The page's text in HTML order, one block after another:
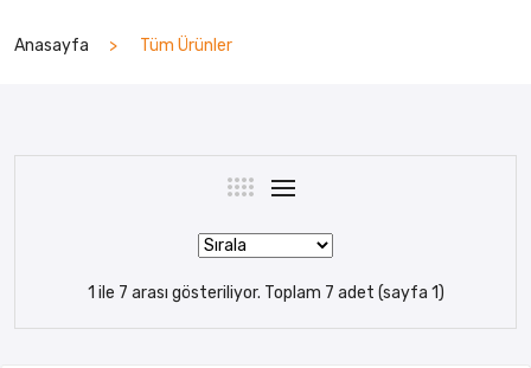
Anasayfa Tüm Ürünler
1 ile 7 arası gösteriliyor. Toplam 7 adet (sayfa 1)